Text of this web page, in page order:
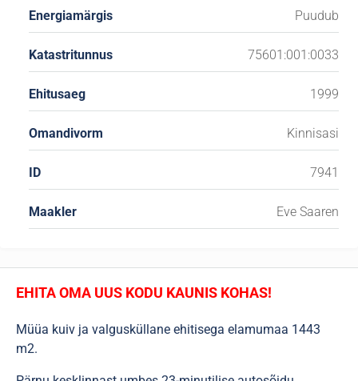
Energiamärgis Puudub
Katastritunnus 75601:001:0033
Ehitusaeg 1999
Omandivorm Kinnisasi
ID 7941
Maakler Eve Saaren
EHITA OMA UUS KODU KAUNIS KOHAS!
Müüa kuiv ja valgusküllane ehitisega elamumaa 1443
m2.